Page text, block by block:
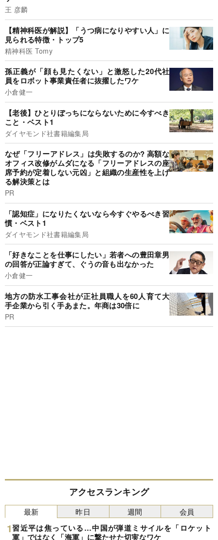
王 彦麟
【精神科医が解説】「うつ病になりやすい人」に
見られる特徴・トップ5
精神科医 Tomy
孫正義が「顔も見たくない」と激怒した20代社
員をロボット事業責任者に抜擢したワケ
小倉健一
【老後】ひとりぼっちにならないために今すべき
こと・ベスト1
ダイヤモンド社書籍編集局
なぜ「フリーアドレス」は失敗するのか? 高額な
オフィス改修がムダになる「フリーアドレスの座
席予約が定着しない元凶」と組織の生産性を上げ
る解決策とは
PR
「認知症」になりたくないなら今すぐやるべき習
慣・ベスト1
ダイヤモンド社書籍編集局
「好きなことを仕事にしたい」若者への豊田章男
の回答が正論すぎて、ぐうの音も出なかった
小倉健一
地方の防水工事会社が正社員職人を60人育て大
手企業から引く手あまた。年商は30倍に
PR
アクセスランキング
最新
習近平は焦っている…中国が弾道ミサイルを「ロケット
軍」ではなく「海軍」に撃たせた切実なワケ
昨日 週間 会員